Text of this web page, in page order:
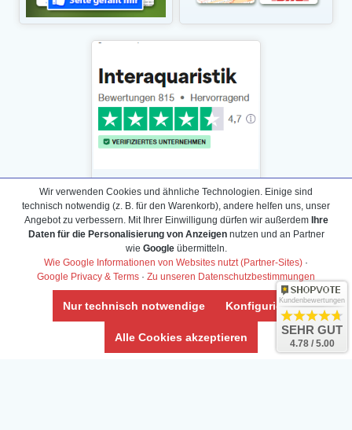
Daten­schutz­erklärung
Widerrufs­recht /Widerrufs­formular
AGB & Info
Impressum
Umwelt und Entsorgung
Vertrag widerrufen
Wir verwenden Cookies und ähnliche Technologien. Einige sind
technisch notwendig (z. B. für den Warenkorb), andere helfen uns, unser
Angebot zu verbessern. Mit Ihrer Einwilligung dürfen wir außerdem Ihre
Daten für die Personalisierung von Anzeigennutzen und an Partner
wie Googleübermitteln.
Wie Google Informationen von Websites nutzt (Partner-Sites) ·
Google Privacy & Terms · Zu unseren Datenschutzbestimmungen
Nur technisch notwendige Konfigurieren
Alle Cookies akzeptieren
Kundenbewertungen
SEHR GUT
4.78 / 5.00